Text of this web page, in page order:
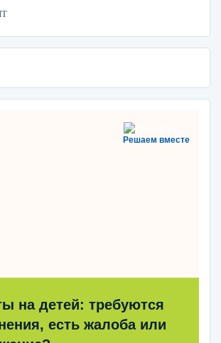
Решаем вместе
на детей: требуются
есть жалоба или